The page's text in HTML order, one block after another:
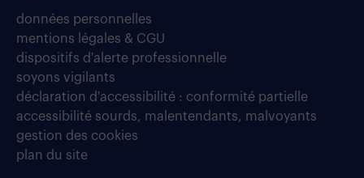
données personnelles
mentions légales & CGU
dispositifs d'alerte professionnelle
soyons vigilants
déclaration d'accessibilité : conformité partielle
accessibilité sourds, malentendants, malvoyants
gestion des cookies
plan du site